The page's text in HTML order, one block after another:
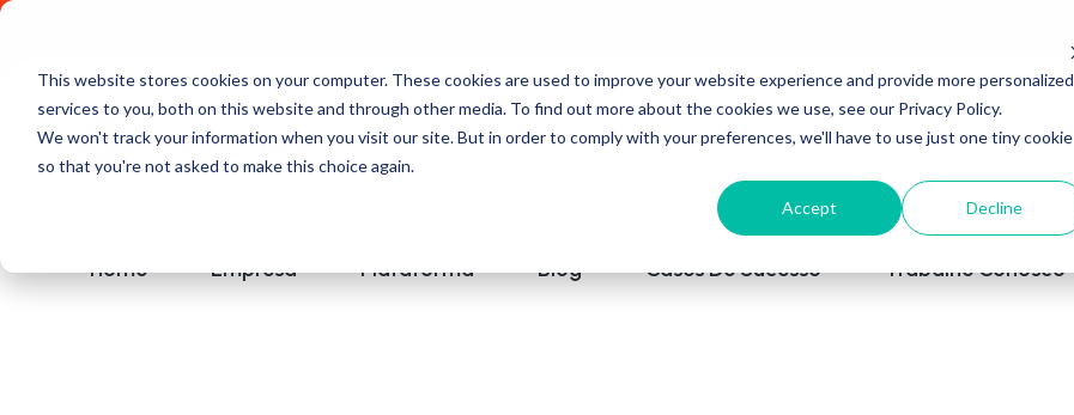
This website stores cookies on your computer. These cookies are used to improve your website experience and provide more personalized
services to you, both on this website and through other media. To find out more about the cookies we use, see our Privacy Policy.
We won't track your information when you visit our site. But in order to comply with your preferences, we'll have to use just one tiny cookie
so that you're not asked to make this choice again.
Accept Decline
Home Empresa Plataforma Blog Cases De Sucesso Trabalhe Conosco